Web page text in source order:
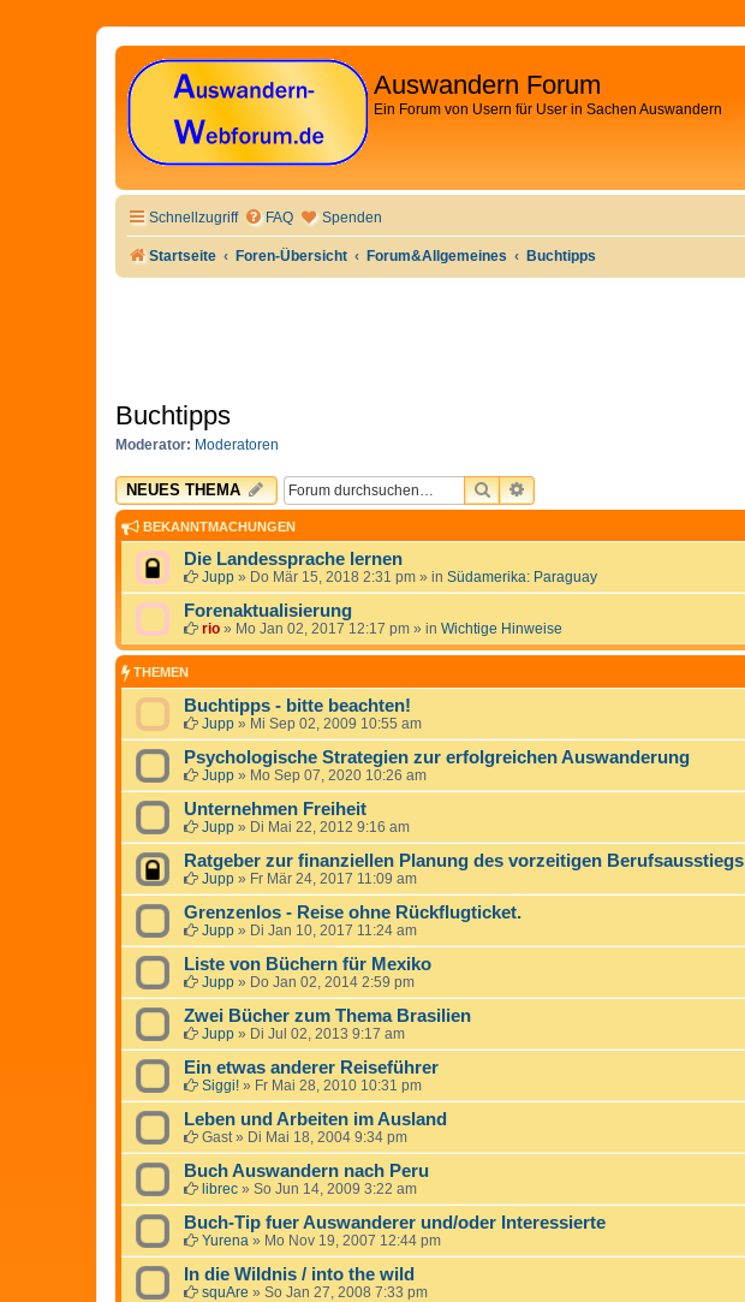
Auswandern Forum
Ein Forum von Usern für User in Sachen Auswandern
Schnellzugriff FAQ Spenden
Startseite Foren-Übersicht Forum&Allgemeines Buchtipps
Buchtipps
Moderator: Moderatoren
NEUES THEMA SUCHEERWEITERTE SUCHE
BEKANNTMACHUNGEN
Die Landessprache lernen
Jupp » Do Mär 15, 2018 2:31 pm » in Südamerika: Paraguay
Forenaktualisierung
rio » Mo Jan 02, 2017 12:17 pm » in Wichtige Hinweise
THEMEN
Buchtipps - bitte beachten!
Jupp » Mi Sep 02, 2009 10:55 am
Psychologische Strategien zur erfolgreichen Auswanderung
Jupp » Mo Sep 07, 2020 10:26 am
Unternehmen Freiheit
Jupp » Di Mai 22, 2012 9:16 am
Ratgeber zur finanziellen Planung des vorzeitigen Berufsausstiegs
Jupp » Fr Mär 24, 2017 11:09 am
Grenzenlos - Reise ohne Rückflugticket.
Jupp » Di Jan 10, 2017 11:24 am
Liste von Büchern für Mexiko
Jupp » Do Jan 02, 2014 2:59 pm
Zwei Bücher zum Thema Brasilien
Jupp » Di Jul 02, 2013 9:17 am
Ein etwas anderer Reiseführer
Siggi! » Fr Mai 28, 2010 10:31 pm
Leben und Arbeiten im Ausland
Gast» Di Mai 18, 2004 9:34 pm
Buch Auswandern nach Peru
librec » So Jun 14, 2009 3:22 am
Buch-Tip fuer Auswanderer und/oder Interessierte
Yurena » Mo Nov 19, 2007 12:44 pm
In die Wildnis / into the wild
squAre » So Jan 27, 2008 7:33 pm